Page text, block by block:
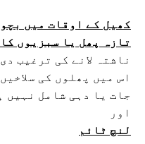
کھیل کے اوقات میں
تازہ پھل یا سبزیوں کا
ناشتہ لانے کی ترغیب
اس میں پھلوں کی
جات یا دہی شامل نہیں
اور
لنچ ٹائم